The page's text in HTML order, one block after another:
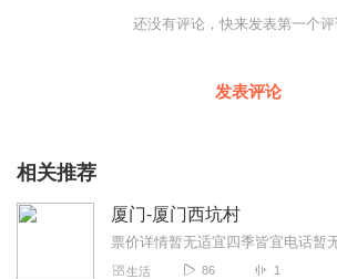
还没有评论，快来发表第一个评
发表评论
相关推荐
厦门-厦门西坑村
生活 86 1